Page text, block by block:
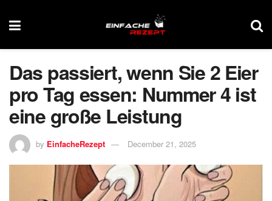
Das passiert, wenn Sie 2 Eier
pro Tag essen: Nummer 4 ist
eine große Leistung
by EinfacheRezept December 21, 2025